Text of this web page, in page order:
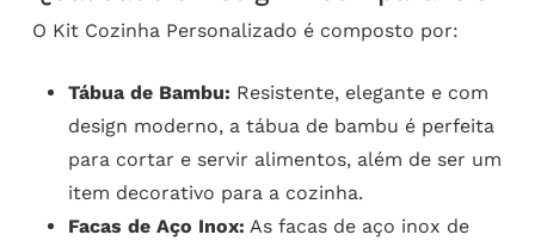
O Kit Cozinha Personalizado é composto por:
Tábua de Bambu: Resistente, elegante e com
design moderno, a tábua de bambu é perfeita
para cortar e servir alimentos, além de ser um
item decorativo para a cozinha.
Facas de Aço Inox: As facas de aço inox de